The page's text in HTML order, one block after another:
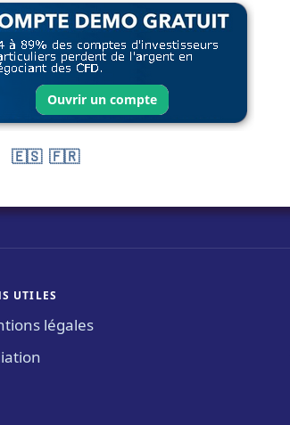
🇪🇸 🇫🇷
UTILES
légales